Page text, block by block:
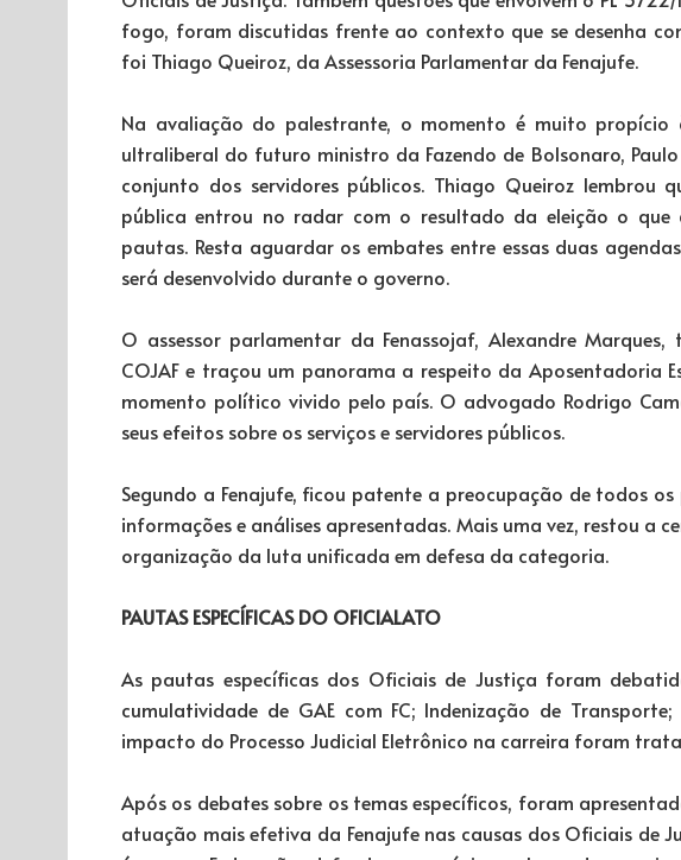
fogo, foram discutidas frente ao contexto que se desenha
foi Thiago Queiroz, da Assessoria Parlamentar da Fenajufe.
Na avaliação do palestrante, o momento é muito propício
ultraliberal do futuro ministro da Fazendo de Bolsonaro,
conjunto dos servidores públicos. Thiago Queiroz lembrou
pública entrou no radar com o resultado da eleição o que
pautas. Resta aguardar os embates entre essas duas
será desenvolvido durante o governo.
O assessor parlamentar da Fenassojaf, Alexandre
COJAF e traçou um panorama a respeito da Aposentadoria
momento político vivido pelo país. O advogado Rodrigo
seus efeitos sobre os serviços e servidores públicos.
Segundo a Fenajufe, ficou patente a preocupação de todos
informações e análises apresentadas. Mais uma vez, restou a
organização da luta unificada em defesa da categoria.
PAUTAS ESPECÍFICAS DO OFICIALATO
As pautas específicas dos Oficiais de Justiça foram
cumulatividade de GAE com FC; Indenização de
impacto do Processo Judicial Eletrônico na carreira foram
Após os debates sobre os temas específicos, foram
atuação mais efetiva da Fenajufe nas causas dos Oficiais de